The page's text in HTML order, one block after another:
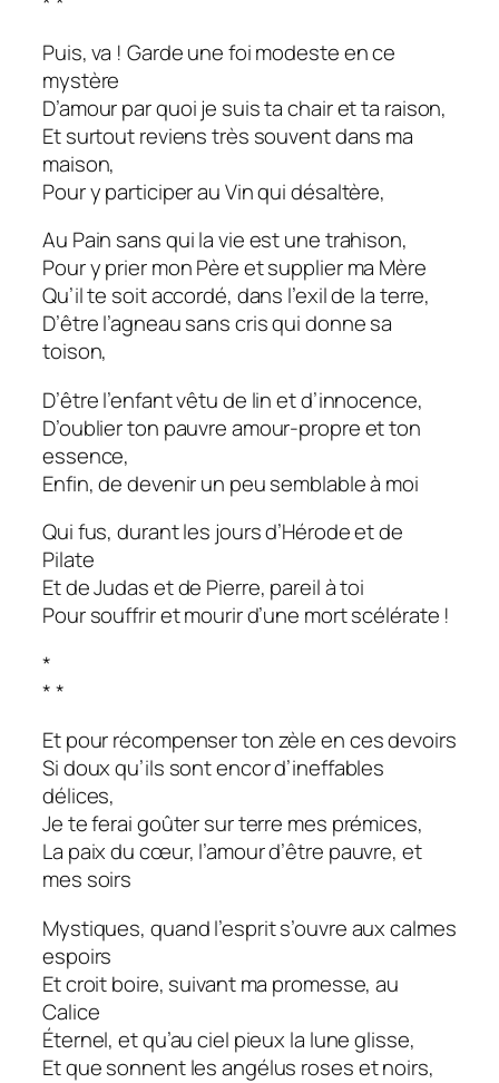
Puis, va ! Garde une foi modeste en ce
mystère
D’amour par quoi je suis ta chair et ta raison,
Et surtout reviens très souvent dans ma
maison,
Pour y participer au Vin qui désaltère,
Au Pain sans qui la vie est une trahison,
Pour y prier mon Père et supplier ma Mère
Qu’il te soit accordé, dans l’exil de la terre,
D’être l’agneau sans cris qui donne sa
toison,
D’être l’enfant vêtu de lin et d’innocence,
D’oublier ton pauvre amour-propre et ton
essence,
Enfin, de devenir un peu semblable à moi
Qui fus, durant les jours d’Hérode et de
Pilate
Et de Judas et de Pierre, pareil à toi
Pour souffrir et mourir d’une mort scélérate !
*
* *
Et pour récompenser ton zèle en ces devoirs
Si doux qu’ils sont encor d’ineffables
délices,
Je te ferai goûter sur terre mes prémices,
La paix du cœur, l’amour d’être pauvre, et
mes soirs
Mystiques, quand l’esprit s’ouvre aux calmes
espoirs
Et croit boire, suivant ma promesse, au
Calice
Éternel, et qu’au ciel pieux la lune glisse,
Et que sonnent les angélus roses et noirs,